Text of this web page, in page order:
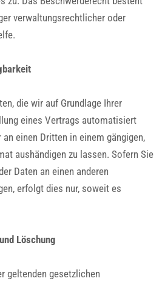
verwaltungsrechtlicher oder
die wir auf Grundlage Ihrer
eines Vertrags automatisiert
einen Dritten in einem gängigen,
aushändigen zu lassen. Sofern Sie
Daten an einen anderen
erfolgt dies nur, soweit es
Löschung
geltenden gesetzlichen